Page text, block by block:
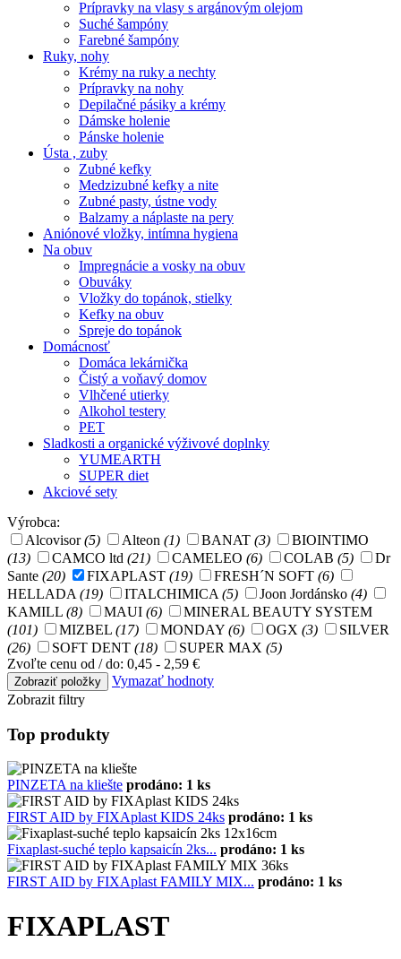
Prípravky na vlasy s argánovým olejom
Suché šampóny
Farebné šampóny
Ruky, nohy
Krémy na ruky a nechty
Prípravky na nohy
Depilačné pásiky a krémy
Dámske holenie
Pánske holenie
Ústa , zuby
Zubné kefky
Medzizubné kefky a nite
Zubné pasty, ústne vody
Balzamy a náplaste na pery
Aniónové vložky, intímna hygiena
Na obuv
Impregnácie a vosky na obuv
Obuváky
Vložky do topánok, stielky
Kefky na obuv
Spreje do topánok
Domácnosť
Domáca lekárnička
Čistý a voňavý domov
Vlhčené utierky
Alkohol testery
PET
Sladkosti a organické výživové doplnky
YUMEARTH
SUPER diet
Akciové sety
Výrobca:
Alcovisor(5) Alteon (1) BANAT (3)
BIOINTIMO
(13)
CAMCO ltd (21) CAMELEO (6) COLAB (5)
Dr
Sante (20) FIXAPLAST (19) FRESH´N SOFT (6)
HELLADA (19) ITALCHIMICA (5) Joon Jordánsko (4)
KAMILL (8) MAUI (6)
MINERAL BEAUTY SYSTEM
(101)
MIZBEL (17) MONDAY (6) OGX (3)
SILVER
(26)
SOFT DENT (18) SUPER MAX (5)
Zvoľte cenu od / do: 0,45 - 2,59 €
Vymazať hodnoty
Zobrazit filtry
Top produkty
PINZETA na kliešte prodáno: 1 ks
FIRST AID by FIXAplast KIDS 24ks prodáno: 1 ks
Fixaplast-suché teplo kapsaicín 2ks... prodáno: 1 ks
FIRST AID by FIXAplast FAMILY MIX... prodáno: 1 ks
FIXAPLAST